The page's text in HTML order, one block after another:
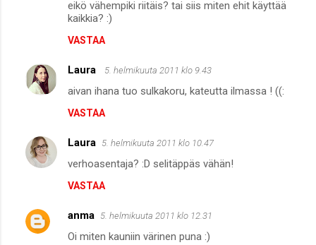
eikö vähempiki riitäis? tai siis miten ehit käyttää
kaikkia? :)
VASTAA
Laura 5. helmikuuta 2011 klo 9.43
aivan ihana tuo sulkakoru, kateutta ilmassa ! ((:
VASTAA
Laura 5. helmikuuta 2011 klo 10.47
verhoasentaja? :D selitäppäs vähän!
VASTAA
anma 5. helmikuuta 2011 klo 12.31
Oi miten kauniin värinen puna :)